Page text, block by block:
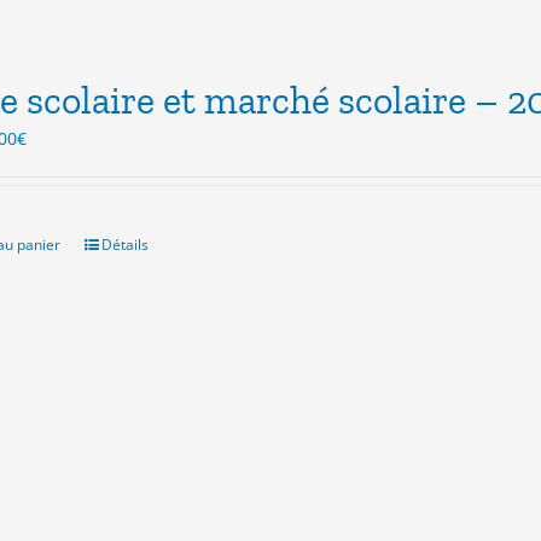
scolaire et marché scolaire –
€Le
3.00€.
panier Détails